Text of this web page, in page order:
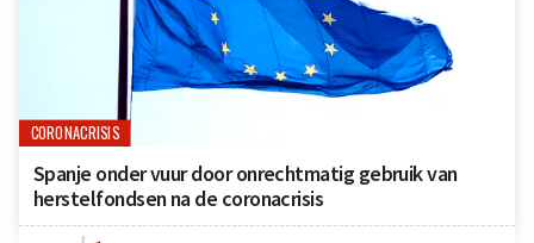
CORONACRISIS
Spanje onder vuur door onrechtmatig gebruik van
herstelfondsen na de coronacrisis